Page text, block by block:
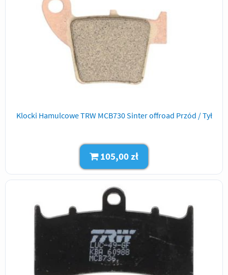
Klocki Hamulcowe TRW MCB730 Sinter offroad Przód / Tył
105,00 zł